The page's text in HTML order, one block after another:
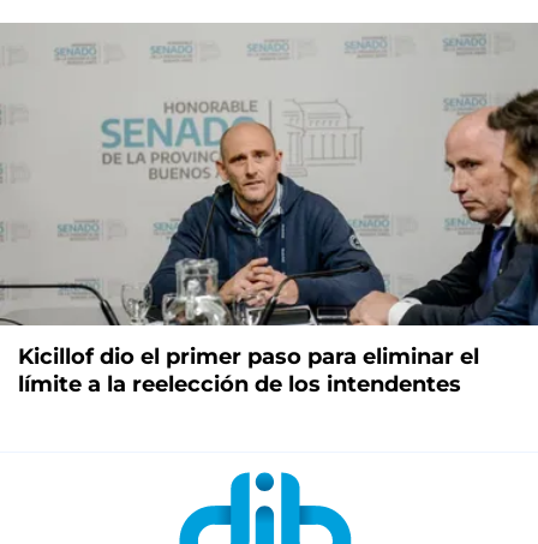
Kicillof dio el primer paso para eliminar el
límite a la reelección de los intendentes